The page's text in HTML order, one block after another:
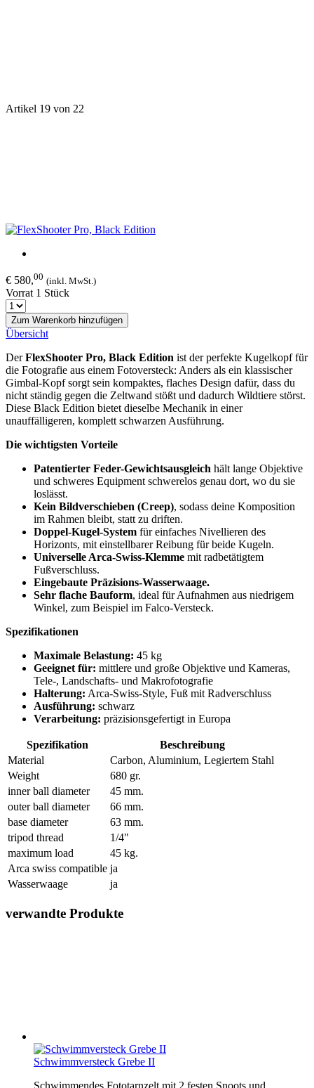
Artikel 19 von 22
€ 580,00 (inkl. MwSt.)
Vorrat 1 Stück
Zum Warenkorb hinzufügen
Übersicht
DerFlexShooter Pro, Black Edition ist der perfekte Kugelkopf für
die Fotografie aus einem Fotoversteck: Anders als ein klassischer
Gimbal-Kopf sorgt sein kompaktes, flaches Design dafür, dass du
nicht ständig gegen die Zeltwand stößt und dadurch Wildtiere störst.
Diese Black Edition bietet dieselbe Mechanik in einer
unauffälligeren, komplett schwarzen Ausführung.
Die wichtigsten Vorteile
Patentierter Feder-Gewichtsausgleich hält lange Objektive
und schweres Equipment schwerelos genau dort, wo du sie
loslässt.
Kein Bildverschieben (Creep), sodass deine Komposition
im Rahmen bleibt, statt zu driften.
Doppel-Kugel-System für einfaches Nivellieren des
Horizonts, mit einstellbarer Reibung für beide Kugeln.
Universelle Arca-Swiss-Klemme mit radbetätigtem
Fußverschluss.
Eingebaute Präzisions-Wasserwaage.
Sehr flache Bauform, ideal für Aufnahmen aus niedrigem
Winkel, zum Beispiel im Falco-Versteck.
Spezifikationen
Maximale Belastung: 45 kg
Geeignet für: mittlere und große Objektive und Kameras,
Tele-, Landschafts- und Makrofotografie
Halterung: Arca-Swiss-Style, Fuß mit Radverschluss
Ausführung: schwarz
Verarbeitung: präzisionsgefertigt in Europa
Spezifikation
Beschreibung
Material
Carbon, Aluminium, Legiertem Stahl
Weight
680 gr.
inner ball diameter
45 mm.
outer ball diameter
66 mm.
base diameter
63 mm.
tripod thread
1/4"
maximum load
45 kg.
Arca swiss compatible ja
Wasserwaage
ja
verwandte Produkte
Schwimmversteck Grebe II
Schwimmendes Fototarnzelt mit 2 festen Snoots und